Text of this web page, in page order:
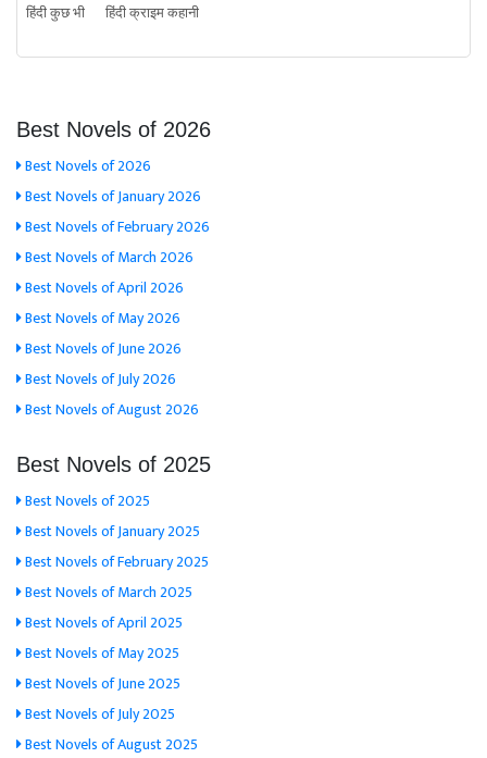
हिंदी कुछ भी
हिंदी क्राइम कहानी
Best Novels of 2026
Best Novels of 2026
Best Novels of January 2026
Best Novels of February 2026
Best Novels of March 2026
Best Novels of April 2026
Best Novels of May 2026
Best Novels of June 2026
Best Novels of July 2026
Best Novels of August 2026
Best Novels of 2025
Best Novels of 2025
Best Novels of January 2025
Best Novels of February 2025
Best Novels of March 2025
Best Novels of April 2025
Best Novels of May 2025
Best Novels of June 2025
Best Novels of July 2025
Best Novels of August 2025